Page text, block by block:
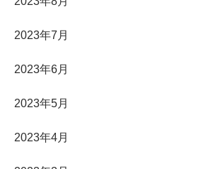
2023年7月
2023年6月
2023年5月
2023年4月